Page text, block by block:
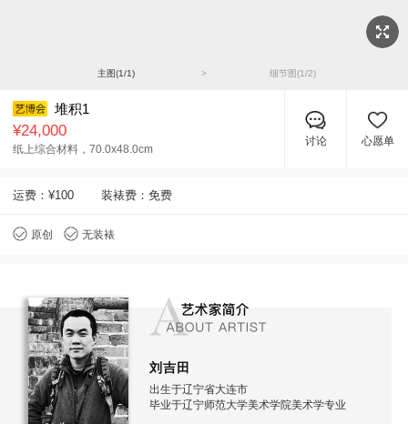
主图(1/1) > 细节图(1/2)
堆积1
¥24,000
纸上综合材料， 70.0x48.0cm
讨论 心愿单
运费： ¥100 装裱费：免费
原创 无装裱
刘吉田
出生于辽宁省大连市
毕业于辽宁师范大学美术学院美术学专业